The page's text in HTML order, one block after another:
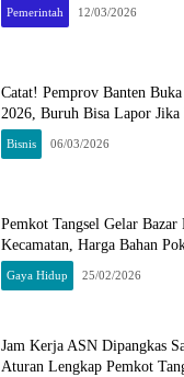
Pemerintah 12/03/2026
Catat! Pemprov Banten
2026, Buruh Bisa Lapor Jika
Bisnis 06/03/2026
Pemkot Tangsel Gelar
Kecamatan, Harga Bahan
Gaya Hidup 25/02/2026
Jam Kerja ASN Dipangkas
Aturan Lengkap Pemkot